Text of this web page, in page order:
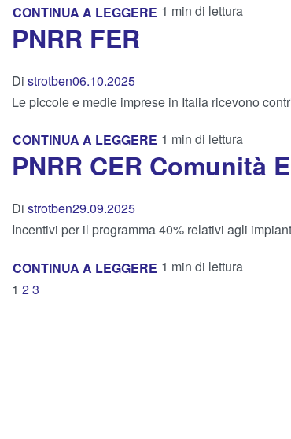
CONTINUA A LEGGERE 1 min di lettura
PNRR FER
Di strotben06.10.2025
Le piccole e medie imprese in Italia ricevono
CONTINUA A LEGGERE 1 min di lettura
PNRR CER Comunità
Di strotben29.09.2025
Incentivi per il programma 40% relativi agli
CONTINUA A LEGGERE 1 min di lettura
1 23